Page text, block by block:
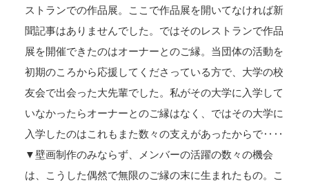
ストランでの作品展。ここで作品展を開いてなければ新
聞記事はありませんでした。ではそのレストランで作品
展を開催できたのはオーナーとのご縁。当団体の活動を
初期のころから応援してくださっている方で、大学の校
友会で出会った大先輩でした。私がその大学に入学して
いなかったらオーナーとのご縁はなく、ではその大学に
入学したのはこれもまた数々の支えがあったからで‥‥
▼壁画制作のみならず、メンバーの活躍の数々の機会
は、こうした偶然で無限のご縁の末に生まれたもの。こ